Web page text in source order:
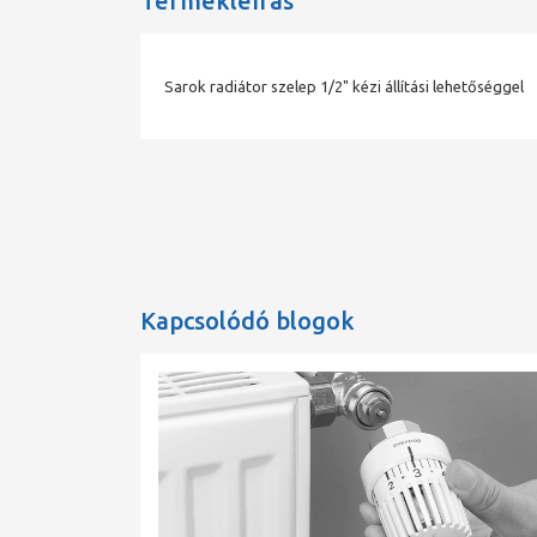
Sarok radiátor szelep 1/2" kézi állítási lehetőséggel
Kapcsolódó blogok